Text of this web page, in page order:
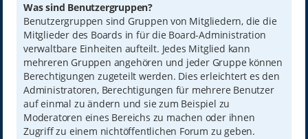
Was sind Benutzergruppen?
Benutzergruppen sind Gruppen von Mitgliedern, die die
Mitglieder des Boards in für die Board-Administration
verwaltbare Einheiten aufteilt. Jedes Mitglied kann
mehreren Gruppen angehören und jeder Gruppe können
Berechtigungen zugeteilt werden. Dies erleichtert es den
Administratoren, Berechtigungen für mehrere Benutzer
auf einmal zu ändern und sie zum Beispiel zu
Moderatoren eines Bereichs zu machen oder ihnen
Zugriff zu einem nichtöffentlichen Forum zu geben.